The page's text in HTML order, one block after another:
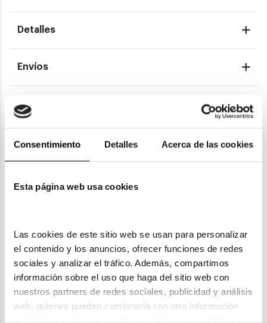
Consentimiento Detalles Acerca de las cookies
Esta página web usa cookies
Las cookies de este sitio web se usan para personalizar
el contenido y los anuncios, ofrecer funciones de redes
sociales y analizar el tráfico. Además, compartimos
información sobre el uso que haga del sitio web con
nuestros partners de redes sociales, publicidad y análisis
web, quienes pueden combinarla con otra información
que les haya proporcionado o que hayan recopilado a
Detalles
Envíos
Devoluciones
Garantías